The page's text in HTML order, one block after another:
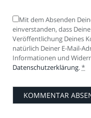
Mit dem Absenden
einverstanden, dass
Veröffentlichung Deines
natürlich Deiner E-Mail-
Informationen und
Datenschutzerklärung.*